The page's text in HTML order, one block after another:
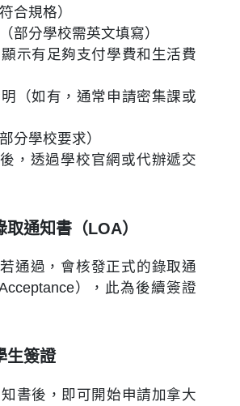
合規格）
部分學校需英文填寫）
示有足夠支付學費和生活費
（如有，通常申請密集課或
分學校要求）
，透過學校官網或代辦遞交
通知書（LOA）
通過，會核發正式的錄取通
），此為後續簽證
生簽證
書後，即可開始申請加拿大